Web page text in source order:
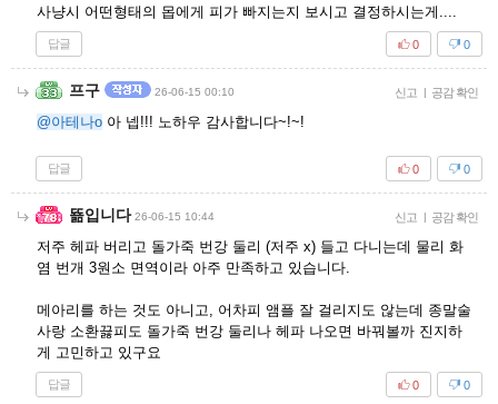
사냥시 어떤형태의 몹에게 피가 빠지는지 보시고 결정하시는게....
답글 0
0
프구 26-06-15 00:10 신고 | 공감 확인
@아테나o 아 넵!!! 노하우 감사합니다~!~!
답글 0
0
뚊입니다 26-06-15 10:44 신고 | 공감 확인
저주 헤파 버리고 돌가죽 번강 둘리 (저주 x) 들고 다니는데 물리 화
염 번개 3원소 면역이라 아주 만족하고 있습니다.
메아리를 하는 것도 아니고, 어차피 앰플 잘 걸리지도 않는데 종말술
사랑 소환끓피도 돌가죽 번강 둘리나 헤파 나오면 바꿔볼까 진지하
게 고민하고 있구요
답글 0
0